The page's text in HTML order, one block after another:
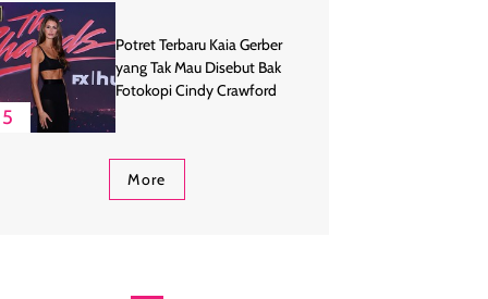
5
Potret Terbaru Kaia Gerber
yang Tak Mau Disebut Bak
Fotokopi Cindy Crawford
More